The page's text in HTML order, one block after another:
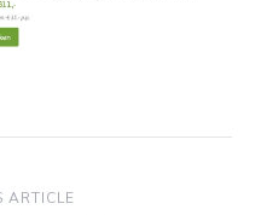
ARTICLE